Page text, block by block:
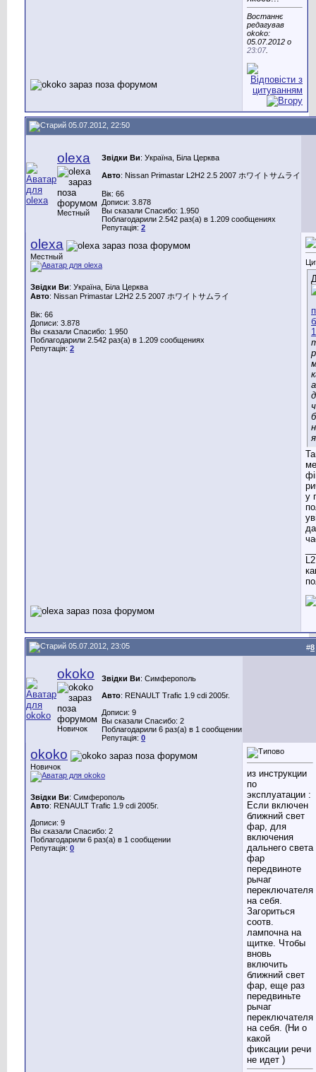
Востаннє
редагував
okoko:
05.07.2012 о
23:07.
05.07.2012, 22:50
olexa
Местный
Звідки Ви: Україна, Біла Церква
Авто: Nissan Primastar L2H2 2.5 2007 ホワイトサムライ
Вік: 66
Дописи: 3.878
Вы сказали Спасибо: 1.950
Поблагодарили 2.542 раз(а) в 1.209 сообщениях
Репутація: 2
olexa
Местный
Звідки Ви: Україна, Біла Церква
Авто: Nissan Primastar L2H2 2.5 2007 ホワイトサムライ
Вік: 66
Дописи: 3.878
Вы сказали Спасибо: 1.950
Поблагодарили 2.542 раз(а) в 1.209 сообщениях
Репутація: 2
у
05.07.2012, 23:05 #8
okoko
Новичок
Звідки Ви: Cимферополь
Авто: RENAULT Trafic 1.9 cdi 2005г.
Дописи: 9
Вы сказали Спасибо: 2
Поблагодарили 6 раз(а) в 1 сообщении
Репутація: 0
okoko
Новичок
Звідки Ви: Cимферополь
Авто: RENAULT Trafic 1.9 cdi 2005г.
Дописи: 9
Вы сказали Спасибо: 2
Поблагодарили 6 раз(а) в 1 сообщении
Репутація: 0
из инструкции
по
эксплуатации :
Если включен
ближний свет
фар, для
включения
дальнего света
фар
передвиноте
рычаг
переключателя
на себя.
Загориться
соотв.
лампочна на
щитке. Чтобы
вновь
включить
ближний свет
фар, еще раз
передвиньте
рычаг
переключателя
на себя. (Ни о
какой
фиксации речи
не идет )